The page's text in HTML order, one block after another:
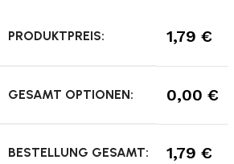
PRODUKTPREIS: 1,79 €
GESAMT OPTIONEN: 0,00 €
BESTELLUNG GESAMT: 1,79 €